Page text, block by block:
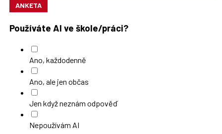
ANKETA
Používáte AI ve škole/práci?
Ano, každodenně
Ano, ale jen občas
Jen když neznám odpověď
Nepoužívám AI